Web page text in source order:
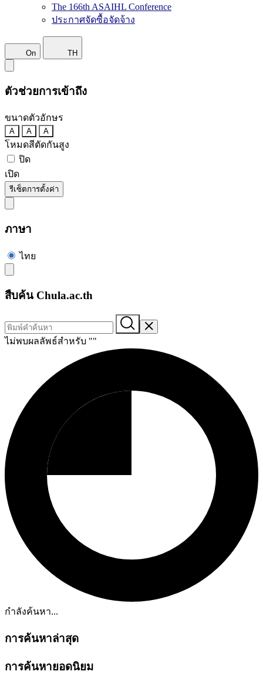
The 166th ASAIHL Conference
ประกาศจัดซื้อจัดจ้าง
On TH
ตัวช่วยการเข้าถึง
ขนาดตัวอักษร
A A A
โหมดสีตัดกันสูง
ปิด
เปิด
รีเซ็ตการตั้งค่า
ภาษา
ไทย
สืบค้น Chula.ac.th
ไม่พบผลลัพธ์สำหรับ ""
กำลังค้นหา...
การค้นหาล่าสุด
การค้นหายอดนิยม